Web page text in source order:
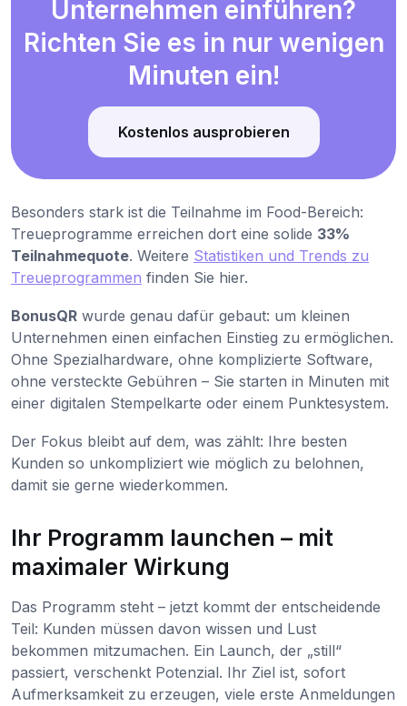
Unternehmen einführen?
Richten Sie es in nur wenigen
Minuten ein!
Kostenlos ausprobieren
Besonders stark ist die Teilnahme im Food-Bereich:
Treueprogramme erreichen dort eine solide 33%
Teilnahmequote. Weitere Statistiken und Trends zu
Treueprogrammen finden Sie hier.
BonusQR wurde genau dafür gebaut: um kleinen
Unternehmen einen einfachen Einstieg zu ermöglichen.
Ohne Spezialhardware, ohne komplizierte Software,
ohne versteckte Gebühren – Sie starten in Minuten mit
einer digitalen Stempelkarte oder einem Punktesystem.
Der Fokus bleibt auf dem, was zählt: Ihre besten
Kunden so unkompliziert wie möglich zu belohnen,
damit sie gerne wiederkommen.
Ihr Programm launchen – mit
maximaler Wirkung
Das Programm steht – jetzt kommt der entscheidende
Teil: Kunden müssen davon wissen und Lust
bekommen mitzumachen. Ein Launch, der „still“
passiert, verschenkt Potenzial. Ihr Ziel ist, sofort
Aufmerksamkeit zu erzeugen, viele erste Anmeldungen